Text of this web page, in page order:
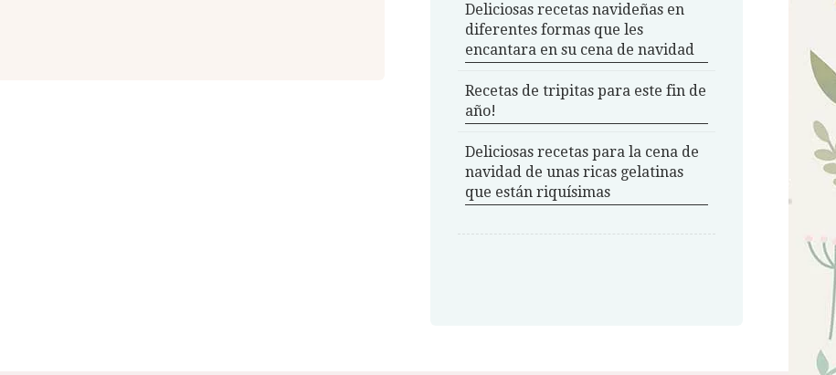
Deliciosas recetas navideñas en
diferentes formas que les
encantara en su cena de navidad
Recetas de tripitas para este fin de
año!
Deliciosas recetas para la cena de
navidad de unas ricas gelatinas
que están riquísimas